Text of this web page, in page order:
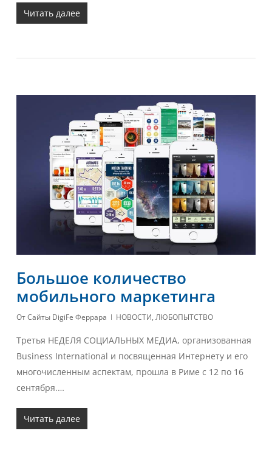
Читать далее
Большое количество
мобильного маркетинга
ОтСайты DigiFe Феррара НОВОСТИ, ЛЮБОПЫТСТВО
Третья НЕДЕЛЯ СОЦИАЛЬНЫХ МЕДИА, организованная
Business International и посвященная Интернету и его
многочисленным аспектам, прошла в Риме с 12 по 16
сентября.…
Читать далее